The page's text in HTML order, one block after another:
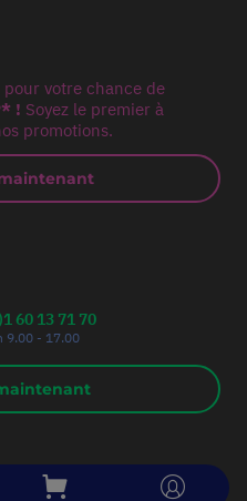
votre chance de
! Soyez le premier à
promotions.
60 13 71 70
9.00 - 17.00